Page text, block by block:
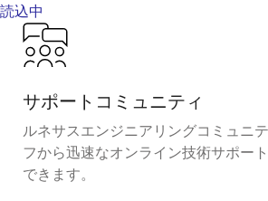
読込中
サポートコミュニティ
ルネサスエンジニアリングコミュニ
フから迅速なオンライン技術サポー
できます。